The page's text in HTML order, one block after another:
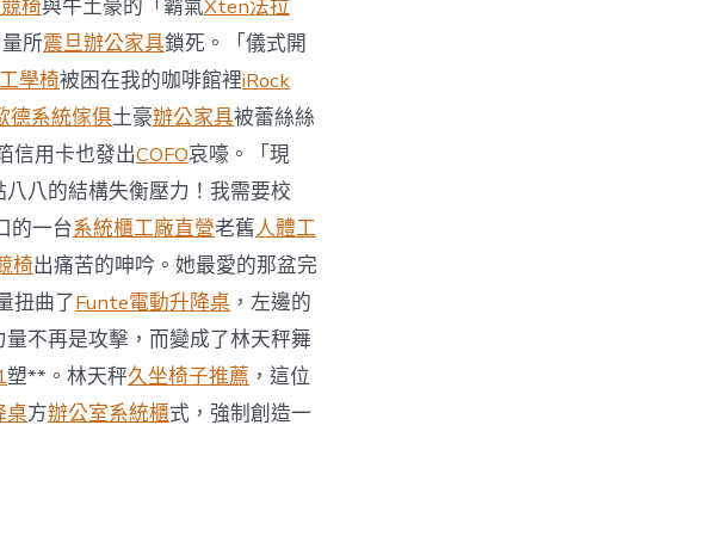
椅與牛土豪的「霸氣Xten法拉
所震旦辦公家具鎖死。「儀式開
學椅被困在我的咖啡館裡iRock
德系統傢俱土豪辦公家具被蕾絲絲
信用卡也發出COFO哀嚎。「現
八八的結構失衡壓力！我需要校
的一台系統櫃工廠直營老舊人體工
椅出痛苦的呻吟。她最愛的那盆完
扭曲了Funte電動升降桌 ，左邊的
不再是攻擊，而變成了林天秤舞
塑**。林天秤久坐椅子推薦 ，這位
桌方辦公室系統櫃式，強制創造一